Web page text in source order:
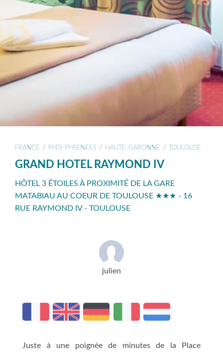
FRANCE / MIDI-PYRENEES / HAUTE-GARONNE / TOULOUSE
GRAND HOTEL RAYMOND IV
HÔTEL 3 ÉTOILES À PROXIMITÉ DE LA GARE
MATABIAU AU COEUR DE TOULOUSE ★★★ - 16
RUE RAYMOND IV - TOULOUSE
julien
Juste à une poignée de minutes de la Place